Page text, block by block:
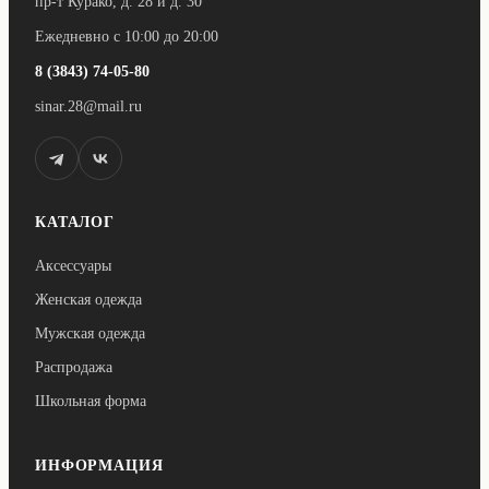
Ежедневно с 10:00 до 20:00
8 (3843) 74-05-80
sinar.28@mail.ru
КАТАЛОГ
Аксессуары
Женская одежда
Мужская одежда
Распродажа
Школьная форма
ИНФОРМАЦИЯ